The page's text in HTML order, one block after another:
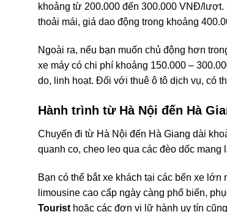
khoảng từ 200.000 đến 300.000 VNĐ/
thoải mái, giá dao động trong khoảng
Ngoài ra, nếu bạn muốn chủ động hơn
xe máy có chi phí khoảng 150.000 –
do, linh hoạt. Đối với thuê ô tô dịch vụ, có
Hành trình từ Hà Nội đến Hà
Chuyến đi từ Hà Nội đến Hà Giang dài
quanh co, cheo leo qua các đèo dốc
Bạn có thể bắt xe khách tại các bến xe
limousine cao cấp ngày càng phổ biến,
Tourist hoặc các đơn vị lữ hành uy tín